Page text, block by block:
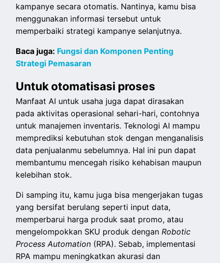
kampanye secara otomatis. Nantinya, kamu bisa
menggunakan informasi tersebut untuk
memperbaiki strategi kampanye selanjutnya.
Baca juga: Fungsi dan Komponen Penting
Strategi Pemasaran
Untuk otomatisasi proses
Manfaat AI untuk usaha juga dapat dirasakan
pada aktivitas operasional sehari-hari, contohnya
untuk manajemen inventaris. Teknologi AI mampu
memprediksi kebutuhan stok dengan menganalisis
data penjualanmu sebelumnya. Hal ini pun dapat
membantumu mencegah risiko kehabisan maupun
kelebihan stok.
Di samping itu, kamu juga bisa mengerjakan tugas
yang bersifat berulang seperti input data,
memperbarui harga produk saat promo, atau
mengelompokkan SKU produk denganRobotic
Process Automation (RPA). Sebab, implementasi
RPA mampu meningkatkan akurasi dan